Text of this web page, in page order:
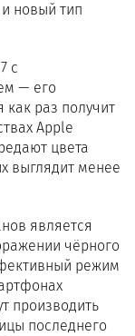
новый тип
с
— его
как раз получит
Apple
цвета
выглядит менее
является
чёрного
режим
производить
последнего